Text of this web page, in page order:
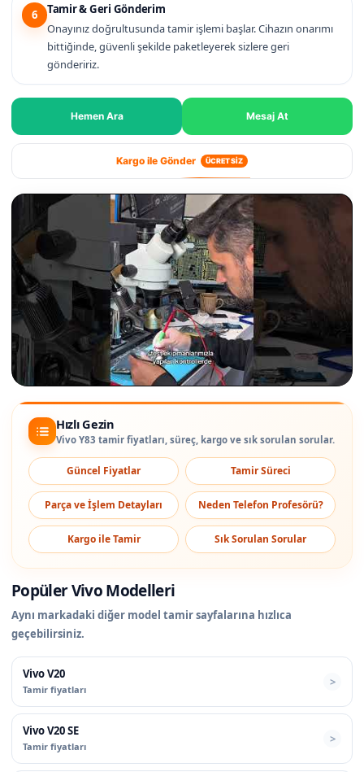
6
Tamir & Geri Gönderim
Onayınız doğrultusunda tamir işlemi başlar. Cihazın onarımı
bittiğinde, güvenli şekilde paketleyerek sizlere geri
göndeririz.
Hemen Ara Mesaj At
Kargo ile Gönder ÜCRETSİZ
Hızlı Gezin
Vivo Y83 tamir fiyatları, süreç, kargo ve sık sorulan sorular.
Güncel Fiyatlar Tamir Süreci
Parça ve İşlem Detayları Neden Telefon Profesörü?
Kargo ile Tamir Sık Sorulan Sorular
Popüler Vivo Modelleri
Aynı markadaki diğer model tamir sayfalarına hızlıca
geçebilirsiniz.
Vivo V20
Tamir fiyatları
Vivo V20 SE
Tamir fiyatları